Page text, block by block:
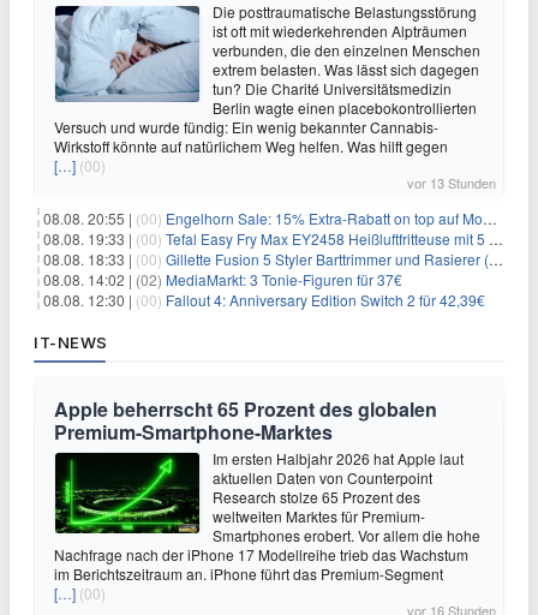
Die posttraumatische Belastungsstörung
ist oft mit wiederkehrenden Alpträumen
verbunden, die den einzelnen Menschen
extrem belasten. Was lässt sich dagegen
tun? Die Charité Universitätsmedizin
Berlin wagte einen placebokontrollierten
Versuch und wurde fündig: Ein wenig bekannter Cannabis-
Wirkstoff könnte auf natürlichem Weg helfen. Was hilft gegen
[…] (00)
vor 13 Stunden
08.08. 20:55 | (00) Engelhorn Sale: 15% Extra-Rabatt on top auf Mode- und Sport-Artikel
08.08. 19:33 | (00) Tefal Easy Fry Max EY2458 Heißluftfritteuse mit 5 Litern für 64,99€
08.08. 18:33 | (00) Gillette Fusion 5 Styler Barttrimmer und Rasierer (All in One) für 16€
08.08. 14:02 | (02) MediaMarkt: 3 Tonie-Figuren für 37€
08.08. 12:30 | (00) Fallout 4: Anniversary Edition Switch 2 für 42,39€
IT-NEWS
Apple beherrscht 65 Prozent des globalen
Premium-Smartphone-Marktes
Im ersten Halbjahr 2026 hat Apple laut
aktuellen Daten von Counterpoint
Research stolze 65 Prozent des
weltweiten Marktes für Premium-
Smartphones erobert. Vor allem die hohe
Nachfrage nach der iPhone 17 Modellreihe trieb das Wachstum
im Berichtszeitraum an. iPhone führt das Premium-Segment
[…] (00)
vor 16 Stunden